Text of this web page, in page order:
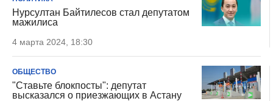
Нурсултан Байтилесов стал депутатом
мажилиса
4 марта 2024, 18:30
ОБЩЕСТВО
"Ставьте блокпосты": депутат
высказался о приезжающих в Астану